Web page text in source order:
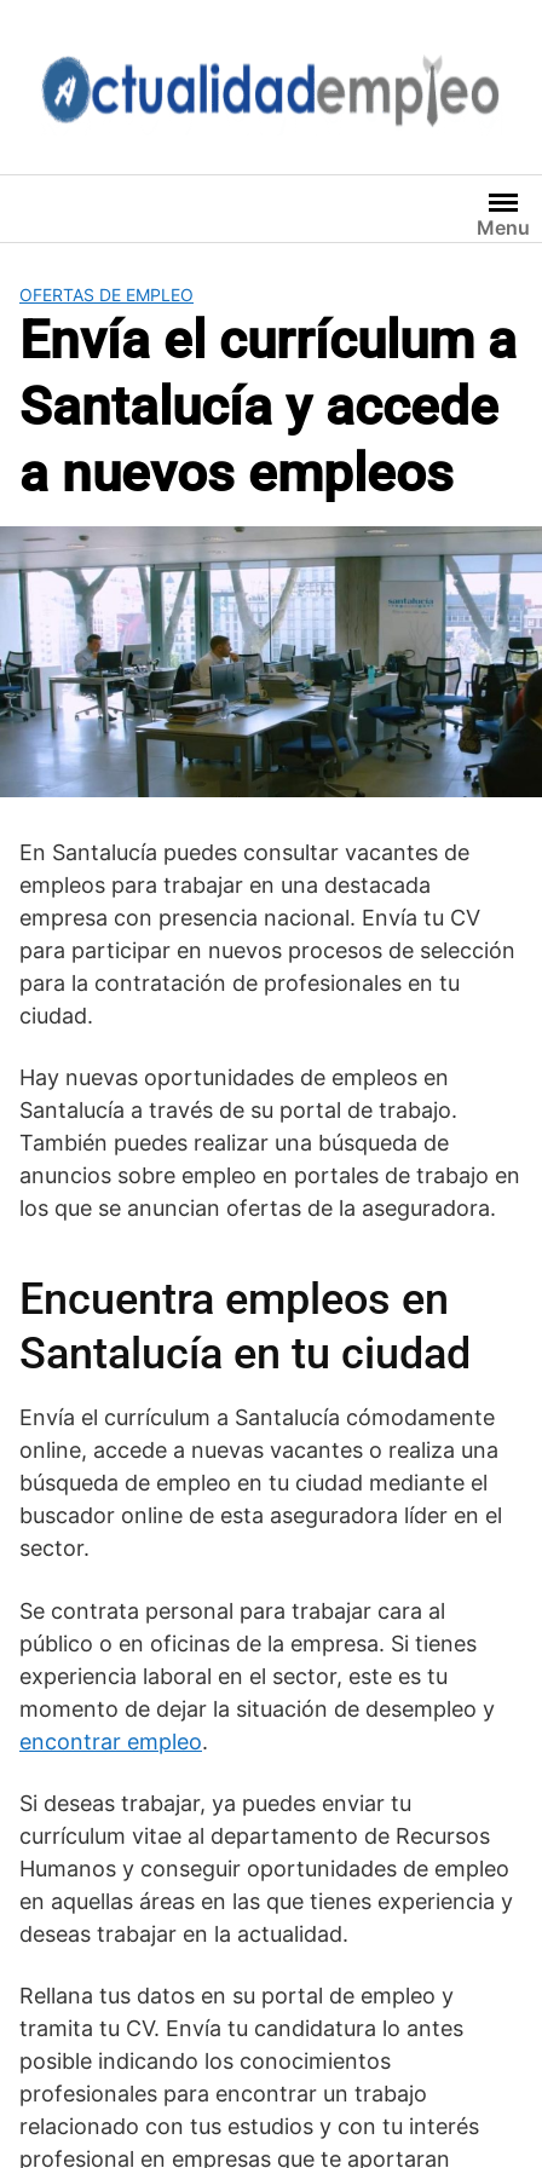
contenido
Menu
OFERTAS DE EMPLEO
Envía el currículum a
Santalucía y accede
a nuevos empleos
En Santalucía puedes consultar vacantes de
empleos para trabajar en una destacada
empresa con presencia nacional. Envía tu CV
para participar en nuevos procesos de selección
para la contratación de profesionales en tu
ciudad.
Hay nuevas oportunidades de empleos en
Santalucía a través de su portal de trabajo.
También puedes realizar una búsqueda de
anuncios sobre empleo en portales de trabajo en
los que se anuncian ofertas de la aseguradora.
Encuentra empleos en
Santalucía en tu ciudad
Envía el currículum a Santalucía cómodamente
online, accede a nuevas vacantes o realiza una
búsqueda de empleo en tu ciudad mediante el
buscador online de esta aseguradora líder en el
sector.
Se contrata personal para trabajar cara al
público o en oficinas de la empresa. Si tienes
experiencia laboral en el sector, este es tu
momento de dejar la situación de desempleo y
encontrar empleo.
Si deseas trabajar, ya puedes enviar tu
currículum vitae al departamento de Recursos
Humanos y conseguir oportunidades de empleo
en aquellas áreas en las que tienes experiencia y
deseas trabajar en la actualidad.
Rellana tus datos en su portal de empleo y
tramita tu CV. Envía tu candidatura lo antes
posible indicando los conocimientos
profesionales para encontrar un trabajo
relacionado con tus estudios y con tu interés
profesional en empresas que te aportaran